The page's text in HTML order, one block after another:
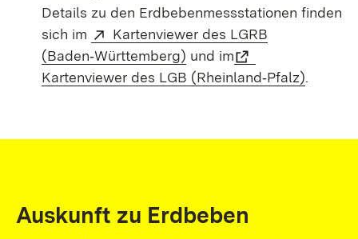
Details zu den Erdbebenmessstationen finden
sich im
Kartenviewer des LGRB
(Baden‑Württemberg) und im
Kartenviewer des LGB (Rheinland‑Pfalz).
Auskunft zu Erdbeben